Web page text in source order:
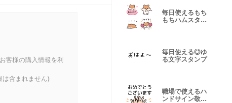
客様の購入情報を利
は含まれません)
毎日使えるもち
もちハムスター
毎日使える◎ゆ
る文字スタンプ
職場で使えるハ
ンドサイン敬語